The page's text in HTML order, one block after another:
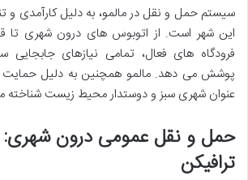
سیستم حمل و نقل در مالمو، به دلیل کارآمدی و
این شهر است. از اتوبوس های درون شهری تا
فرودگاه های فعال، تمامی نیازهای جابجایی
پوشش می دهد. مالمو همچنین به دلیل حمایت
عنوان شهری سبز و دوستدار محیط زیست شناخته
حمل و نقل عمومی درون شهری:
ترافیکن